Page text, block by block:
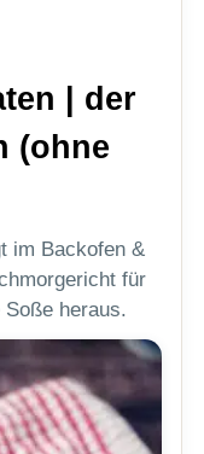
| der
(ohne
im Backofen &
für
heraus.